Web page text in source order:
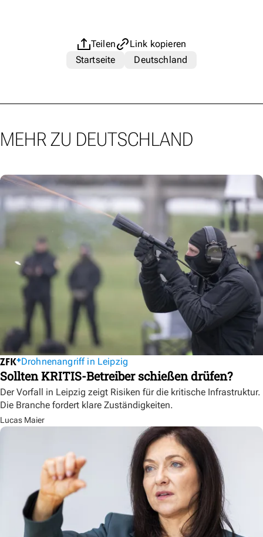
Teilen
Link kopieren
Startseite
Deutschland
MEHR ZU DEUTSCHLAND
Drohnenangriff in Leipzig
Sollten KRITIS-Betreiber schießen drüfen?
Der Vorfall in Leipzig zeigt Risiken für die kritische Infrastruktur.
Die Branche fordert klare Zuständigkeiten.
Lucas Maier